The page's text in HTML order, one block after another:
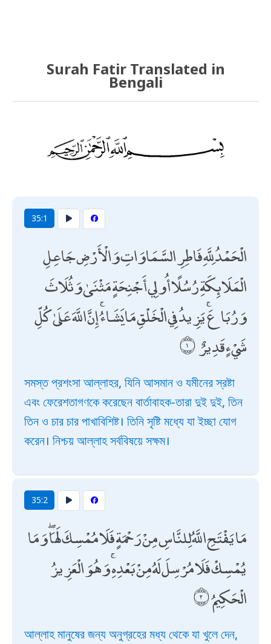
Surah Fatir Translated in
Bengali
35:1
الْحَمْدُ لِلَّهِ فَاطِرِ السَّمَاوَاتِ وَالْأَرْضِ جَاعِلِ
الْمَلَائِكَةِ رُسُلًا أُولِي أَجْنِحَةٍ مَثْنَىٰ وَثُلَاثَ
وَرُبَاعَ ۚ يَزِيدُ فِي الْخَلْقِ مَا يَشَاءُ ۚ إِنَّ اللَّهَ عَلَىٰ كُلِّ
شَيْءٍ قَدِيرٌ
সমস্ত প্রশংসা আল্লাহর, যিনি আসমান ও যমীনের স্রষ্টা
এবং ফেরেশতাগণকে করেছেন বার্তাবাহক-তারা দুই দুই, তিন
তিন ও চার চার পাখাবিশিষ্ট। তিনি সৃষ্টি মধ্যে যা ইচ্ছা যোগ
করেন। নিশ্চয় আল্লাহ সর্ববিষয়ে সক্ষম।
35:2
مَا يَفْتَحِ اللَّهُ لِلنَّاسِ مِنْ رَحْمَةٍ فَلَا مُمْسِكَ لَهَا ۖ وَمَا
يُمْسِكْ فَلَا مُرْسِلَ لَهُ مِنْ بَعْدِهِ ۚ وَهُوَ الْعَزِيزُ
الْحَكِيمُ
আল্লাহ মানুষের জন্য অনুগ্রহের মধ্য থেকে যা খুলে দেন,